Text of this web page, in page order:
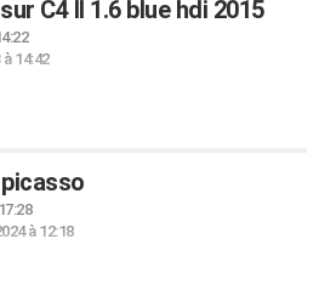
C4 II 1.6 blue hdi 2015
14:42
à 12:18